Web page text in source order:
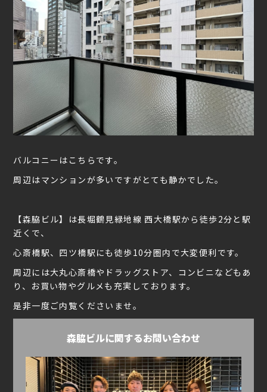
バルコニーはこちらです。
周辺はマンションが多いですがとても静かでした。
【森脇ビル】は長堀鶴見緑地線 西大橋駅から徒歩2分と駅
近くで、
心斎橋駅、四ツ橋駅にも徒歩10分圏内で大変便利です。
周辺には大丸心斎橋やドラッグストア、コンビニなどもあ
り、お買い物やグルメも充実しております。
是非一度ご内覧くださいませ。
森脇ビルに関するお問い合わせ